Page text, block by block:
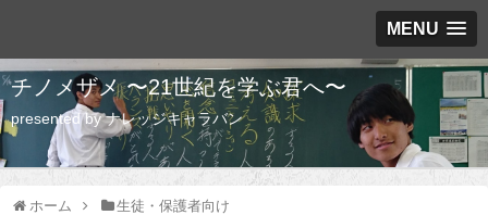
MENU
チノメザメ 〜21世紀を学ぶ君へ〜
presented by ナレッジキャラバン
ホーム 生徒・保護者向け